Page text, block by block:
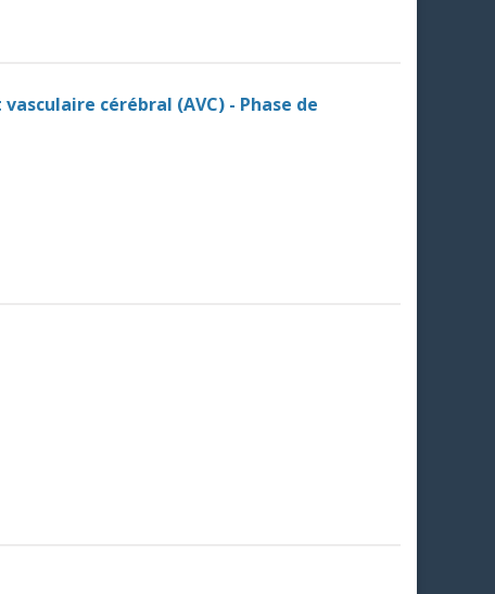
cérébral (AVC) - Phase de